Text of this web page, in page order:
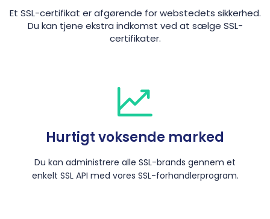
Et SSL-certifikat er afgørende for webstedets sikkerhed.
Du kan tjene ekstra indkomst ved at sælge SSL-
certifikater.
Hurtigt voksende marked
Du kan administrere alle SSL-brands gennem et
enkelt SSL API med vores SSL-forhandlerprogram.